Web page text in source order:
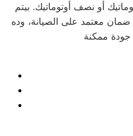
أو نصف أوتوماتيك. بيتم
معتمد على الصيانة، وده